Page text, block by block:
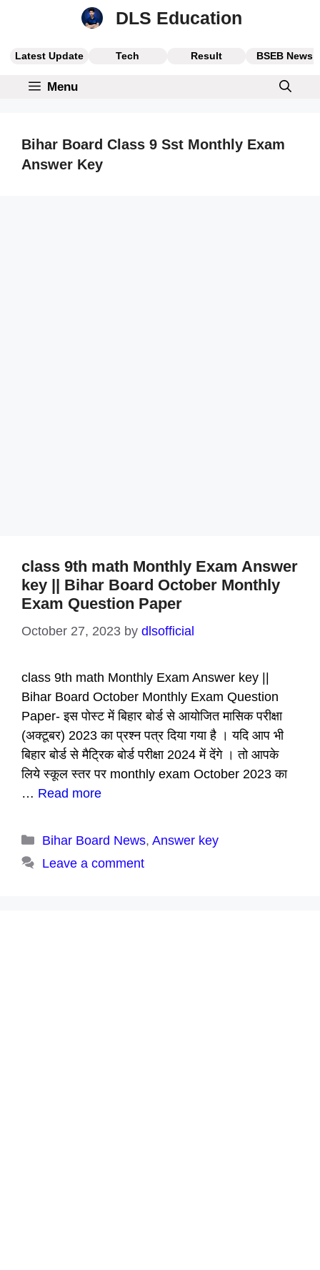
DLS Education
Latest Update Tech Result BSEB News
Menu
Bihar Board Class 9 Sst Monthly Exam
Answer Key
class 9th math Monthly Exam Answer
key || Bihar Board October Monthly
Exam Question Paper
October 27, 2023 by dlsofficial
class 9th math Monthly Exam Answer key ||
Bihar Board October Monthly Exam Question
Paper- इस पोस्ट में बिहार बोर्ड से आयोजित मासिक परीक्षा
(अक्टूबर) 2023 का प्रश्न पत्र दिया गया है । यदि आप भी
बिहार बोर्ड से मैट्रिक बोर्ड परीक्षा 2024 में देंगे । तो आपके
लिये स्कूल स्तर पर monthly exam October 2023 का
… Read more
Categories
Bihar Board News, Answer key
Leave a comment